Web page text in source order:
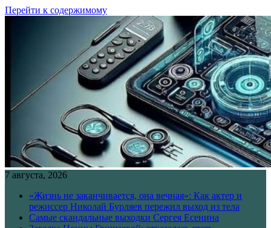
Перейти к содержимому
7 августа, 2026
«Жизнь не заканчивается, она вечная»: Как актер и
режиссер Николай Бурляев пережил выход из тела
Самые скандальные выходки Сергея Есенина